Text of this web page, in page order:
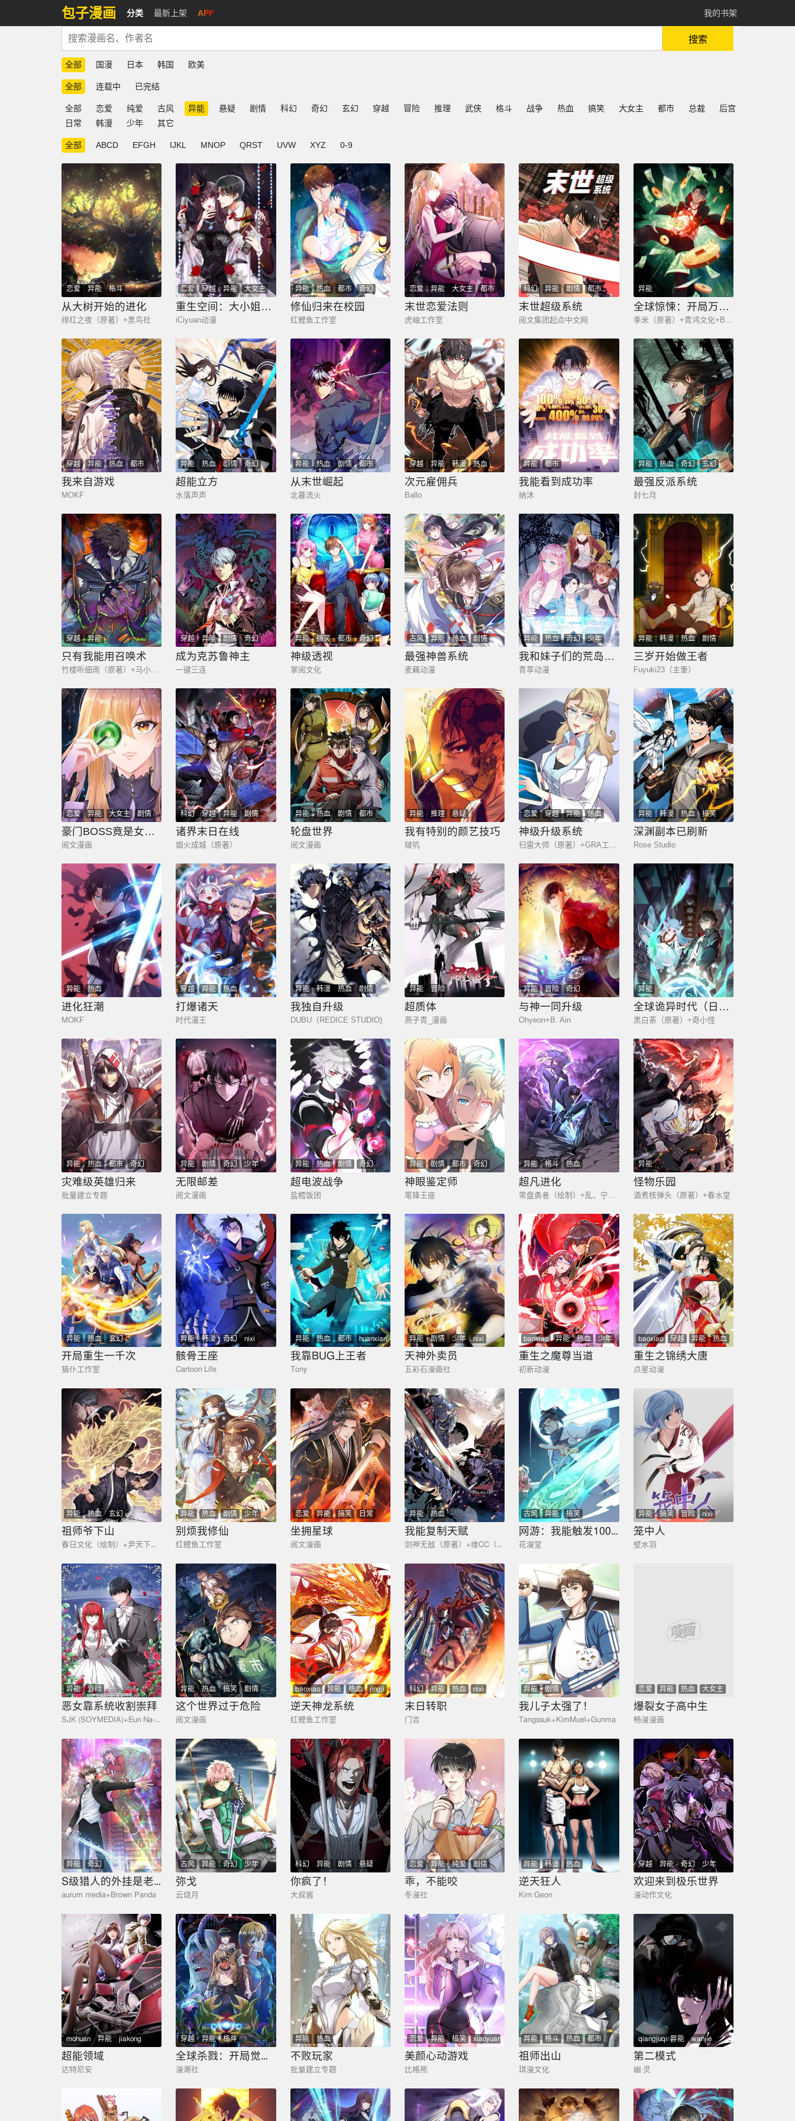
包子漫画 分类 最新上架 APP 我的书架
搜索
全部 国漫 日本 韩国 欧美
全部 连载中 已完结
全部 恋爱 纯爱 古风 异能 悬疑 剧情 科幻 奇幻 玄幻 穿越 冒险 推理 武侠 格斗 战争 热血 搞笑 大女主 都市 总裁
后宫
日常
韩漫 少年 其它
全部 ABCD EFGH IJKL MNOP QRST UVW XYZ 0-9
恋爱 异能 格斗
从大树开始的进化
绯红之夜（原著）+黑鸟社
恋爱 穿越 异能
大女主
总裁
重生空间：大小姐不好惹
iCiyuan动漫
异能 热血 都市
奇幻
少年
修仙归来在校园
红鲤鱼工作室
恋爱 异能 大女主
都市
总裁
奇幻
末世恋爱法则
虎岫工作室
科幻 异能 剧情 都市
末世超级系统
阅文集团起点中文网
异能
全球惊悚：开局万亿冥币
穿越 异能 热血
都市
奇幻
我来自游戏
MOKF
异能 热血 剧情
奇幻
少年
超能立方
水落声声
异能 热血 剧情
都市
奇幻
少年
从末世崛起
北暮流火
穿越 异能 韩漫
热血
剧情
奇幻 少年
次元雇佣兵
Ballo
异能 都市
我能看到成功率
纳沐
异能 热血 奇幻 玄幻
最强反派系统
封七月
穿越 异能
只有我能用召唤术
竹楼听细雨（原著）+马小刀（编剧）+三横一竖工作室（绘制）
穿越 异能 剧情 奇幻
成为克苏鲁神主
一键三连
异能 搞笑 都市
奇幻
少年
神级透视
掌阅文化
古风 异能 热血
剧情
玄幻
最强神兽系统
麦藕动漫
异能 热血 奇幻
少年
玄幻
我和妹子们的荒岛余生
青葶动漫
异能 韩漫 热血
剧情
奇幻
少年
三岁开始做王者
Fuyuki23（主筆）
恋爱 异能 大女主
剧情
都市
豪门BOSS竟是女高中生！
阅文漫画
科幻 穿越 异能
剧情
奇幻
少年
诸界末日在线
烟火成城（原著）
异能 热血 剧情 都市
轮盘世界
阅文漫画
异能 推理 悬疑
我有特别的颜艺技巧
啵叽
恋爱 穿越 异能
热血
都市
奇幻
神级升级系统
扫雷大师（原著）+GRA工作组
异能 韩漫 热血
搞笑
少年
深渊副本已刷新
Rose Studio
异能 热血
进化狂潮
MOKF
穿越 异能 热血
打爆诸天
时代漫王
异能 韩漫 热血
剧情
都市
奇幻 少年
我独自升级
DUBU（REDICE STUDIO)
异能 冒险
超质体
燕子青_漫画
异能 冒险 奇幻
与神一同升级
Ohyeon+B. Ain
异能
全球诡异时代（日更中）
黑白茶（原著）+奇小怪
异能 热血 都市 奇幻
灾难级英雄归来
批量建立专题
异能 剧情 奇幻 少年
无限邮差
阅文漫画
异能 热血 剧情 奇幻
超电波战争
盐鳕饭团
异能 剧情 都市
奇幻
少年
神眼鉴定师
笔锋王座
异能 格斗 热血
超凡进化
异能
怪物乐园
酒煮核弹头（原著）+春水堂
异能 热血 玄幻
开局重生一千次
猫仆工作室
异能 韩漫 奇幻 nixi
骸骨王座
Cartoon Life
异能 热血 都市 huanxiang
我靠BUG上王者
Tony
异能 剧情 少年 nixi
天神外卖员
五彩石漫画社
baoxiao 异能 热血
少年
玄幻
nixi
重生之魔尊当道
初新动漫
baoxiao 穿越 异能
热血
少年
nixi
重生之锦绣大唐
点星动漫
异能 热血 玄幻
祖师爷下山
春日文化（绘制）+尹天下（编剧）
异能 热血 剧情
少年
玄幻
别烦我修仙
红鲤鱼工作室
恋爱 异能 搞笑
日常
剧情
坐拥星球
阅文漫画
异能 热血
我能复制天赋
剑神无敌（原著）+维CC（主笔）+好饭（编剧）
古风 异能 搞笑
网游：我能触发100%暴击！
花漫堂
异能 搞笑 冒险
nixi
qingsong
笼中人
壁水羽
异能 冒险
恶女靠系统收割崇拜
SJK (SOYMEDIA)+Eun Na-mok+NHN Corporation
异能 热血 搞笑 剧情
这个世界过于危险
阅文漫画
baoxiao 异能 热血
jingji
少年
玄幻
逆天神龙系统
红鲤鱼工作室
科幻 异能 热血 nixi
末日转职
门吉
异能 剧情
我儿子太强了！
Tangssuk+KimMuel+Gunma
恋爱 异能 热血
大女主
爆裂女子高中生
畅漫漫画
异能 奇幻
S级猎人的外挂是老妈
aurum media+Brown Panda
古风 异能 奇幻
少年
玄幻
弥戈
云烧月
科幻 异能 剧情
悬疑
nixi
你疯了！
大叔酱
恋爱 异能 纯爱
剧情
都市
乖，不能咬
冬漫社
异能 韩漫 热血
逆天狂人
Kim Geon
穿越 异能 奇幻
少年
悬疑
liangsong
欢迎来到极乐世界
漫动作文化
mohuan 异能
jiakong
推理
悬疑
超能领域
达特尼安
穿越 异能 格斗
全球杀戮：开局觉醒SSS级天赋！
漫潮社
异能 热血
不败玩家
批量建立专题
恋爱 异能 搞笑
xiaoyuan
shaonu
美颜心动游戏
比格熊
异能 格斗 热血 都市
祖师出山
琪漫文化
qiangjuqing异能
wanjie
剧情
huanxiang 悬疑
第二模式
幽·灵